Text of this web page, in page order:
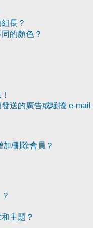
長？
的顏色？
送的廣告或騷擾 e-mail
/刪除會員？
主題？